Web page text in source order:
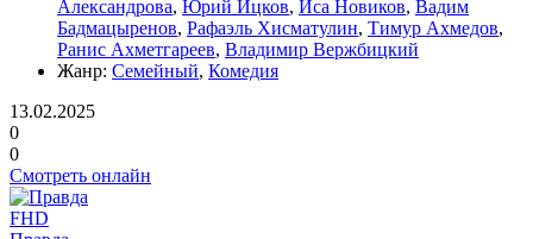
Александрова, Юрий Ицков, Иса Новиков, Вадим
Бадмацыренов, Рафаэль Хисматулин, Тимур Ахмедов,
Ранис Ахметгареев, Владимир Вержбицкий
Жанр: Семейный, Комедия
13.02.2025
0
0
Смотреть онлайн
FHD